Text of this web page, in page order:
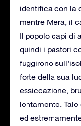
identifica con la
mentre Mera, il
Il popolo capì di
quindi i pastori
fuggirono
forte della sua
essiccazione,
lentamente.
ed